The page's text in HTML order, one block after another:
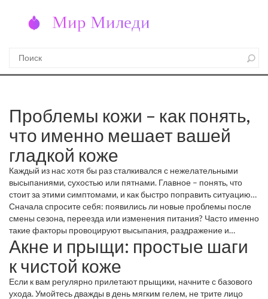
Проблемы кожи – как понять,
что именно мешает вашей
гладкой коже
Каждый из нас хотя бы раз сталкивался с нежелательными
высыпаниями, сухостью или пятнами. Главное – понять, что
стоит за этими симптомами, и как быстро поправить ситуацию
без дорогих визитов к косметологу.
Сначала спросите себя: появились ли новые проблемы после
смены сезона, переезда или изменения питания? Часто именно
такие факторы провоцируют высыпания, раздражение и
пигментацию.
Акне и прыщи: простые шаги
к чистой коже
Если к вам регулярно прилетают прыщики, начните с базового
ухода. Умойтесь дважды в день мягким гелем, не трите лицо